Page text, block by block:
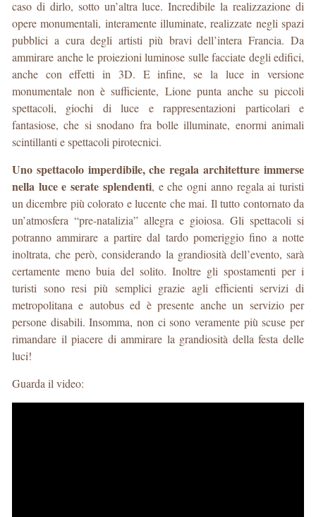
caso di dirlo, sotto un’altra luce. Incredibile la realizzazione di
opere monumentali, interamente illuminate, realizzate negli spazi
pubblici a cura degli artisti più bravi dell’intera Francia. Da
ammirare anche le proiezioni luminose sulle facciate degli edifici,
anche con effetti in 3D. E infine, se la luce in versione
monumentale non è sufficiente, Lione punta anche su piccoli
spettacoli, giochi di luce e rappresentazioni particolari e
fantasiose, che si snodano fra bolle illuminate, enormi animali
scintillanti e spettacoli pirotecnici.
Uno spettacolo imperdibile, che regala architetture immerse
nella luce e serate splendenti, e che ogni anno regala ai turisti
un dicembre più colorato e lucente che mai. Il tutto contornato da
un’atmosfera “pre-natalizia” allegra e gioiosa. Gli spettacoli si
potranno ammirare a partire dal tardo pomeriggio fino a notte
inoltrata, che però, considerando la grandiosità dell’evento, sarà
certamente meno buia del solito. Inoltre gli spostamenti per i
turisti sono resi più semplici grazie agli efficienti servizi di
metropolitana e autobus ed è presente anche un servizio per
persone disabili. Insomma, non ci sono veramente più scuse per
rimandare il piacere di ammirare la grandiosità della festa delle
luci!
Guarda il video: